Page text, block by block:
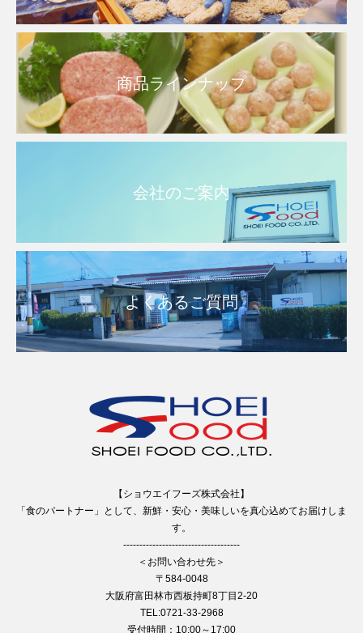
商品ラインナップ
会社のご案内
よくあるご質問
【ショウエイフーズ株式会社】
「食のパートナー」として、新鮮・安心・美味しいを真心込めてお届けしま
す。
------------------------------------
＜お問い合わせ先＞
〒584-0048
大阪府富田林市西板持町8丁目2-20
TEL:0721-33-2968
受付時間：10:00～17:00